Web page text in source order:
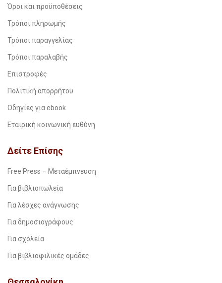
Όροι και προϋποθέσεις
Τρόποι πληρωμής
Τρόποι παραγγελίας
Τρόποι παραλαβής
Επιστροφές
Πολιτική απορρήτου
Οδηγίες για ebook
Εταιρική κοινωνική ευθύνη
Δείτε Επίσης
Free Press – Μεταέμπνευση
Για βιβλιοπωλεία
Για λέσχες ανάγνωσης
Για δημοσιογράφους
Για σχολεία
Για βιβλιοφιλικές ομάδες